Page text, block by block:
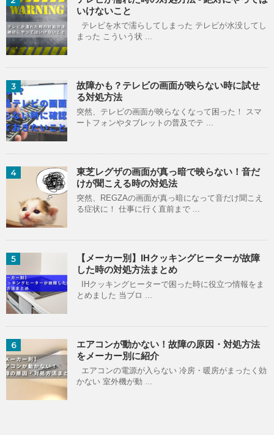
いけないこと
テレビを水で濡らしてしまった テレビが水没してし
まった こういう状 ...
3
故障かも？テレビの画面が映らない時に試せ
る対処方法
突然、テレビの画面が映らなくなって困った！ スマ
ートフォンやタブレットの普及でテ ...
4
東芝レグザの画面が真っ暗で映らない！音だ
けが聞こえる時の対処法
突然、REGZAの画面が真っ暗になって音だけ聞こえ
る症状に！ 仕事に行く直前まで ...
5
【メーカー別】IHクッキングヒーターが故障
した時の対処方法まとめ
IHクッキングヒーターで困った時に役立つ情報をま
とめました 当ブロ ...
6
エアコンが動かない！故障の原因・対処方法
をメーカー別に紹介
エアコンの電源が入らない 冷房・暖房がまったく効
かない 室外機が動 ...